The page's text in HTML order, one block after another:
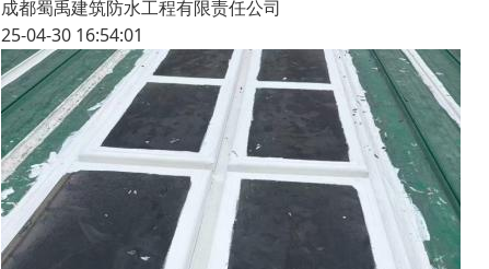
成都蜀禹建筑防水工程有限责任公司
25-04-30 16:54:01